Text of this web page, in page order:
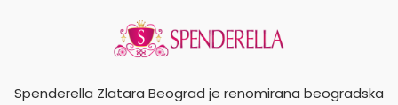
Spenderella Zlatara Beograd je renomirana beogradska